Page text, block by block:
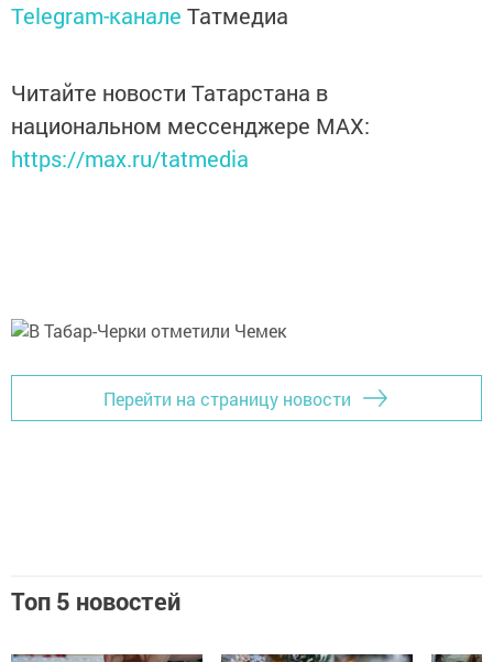
Telegram-канале Татмедиа
Читайте новости Татарстана в
национальном мессенджере MАХ:
https://max.ru/tatmedia
Перейти на страницу новости
Топ 5 новостей